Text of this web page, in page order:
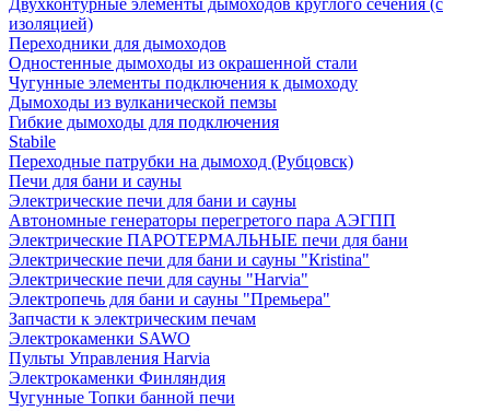
Двухконтурные элементы дымоходов круглого сечения (с
изоляцией)
Переходники для дымоходов
Одностенные дымоходы из окрашенной стали
Чугунные элементы подключения к дымоходу
Дымоходы из вулканической пемзы
Гибкие дымоходы для подключения
Stabile
Переходные патрубки на дымоход (Рубцовск)
Печи для бани и сауны
Электрические печи для бани и сауны
Автономные генераторы перегретого пара АЭГПП
Электрические ПАРОТЕРМАЛЬНЫЕ печи для бани
Электрические печи для бани и сауны "Кristina"
Электрические печи для сауны "Harvia"
Электропечь для бани и сауны "Премьера"
Запчасти к электрическим печам
Электрокаменки SAWO
Пульты Управления Harvia
Электрокаменки Финляндия
Чугунные Топки банной печи